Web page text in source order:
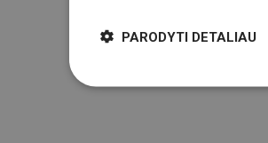
PARODYTI DETALIAU